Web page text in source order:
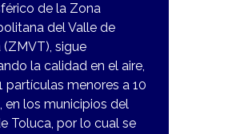
de la Zona
del Valle de
(ZMVT), sigue
la calidad en el aire,
partículas menores a 10
en los municipios del
Toluca, por lo cual se